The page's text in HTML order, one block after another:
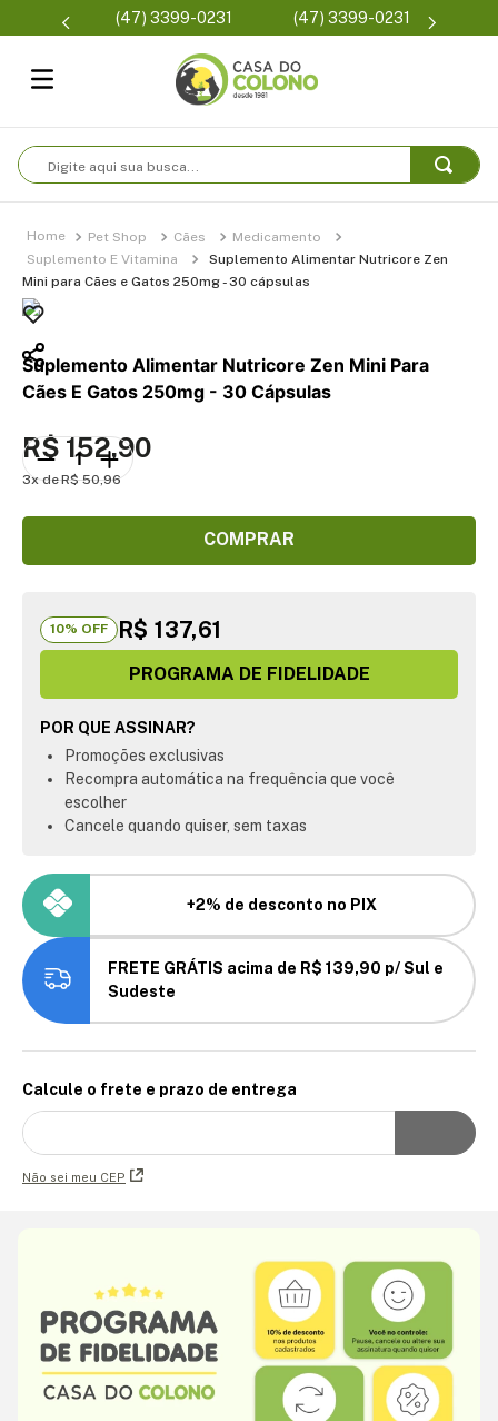
0231 (47) 3399-0231
Parcelamento em até 6x
sem juros
Digite aqui sua busca...
Pet Shop Cães
Medicamento
Suplemento E Vitamina
Suplemento Alimentar Nutricore Zen
Mini para Cães e Gatos 250mg - 30 cápsulas
Suplemento Alimentar Nutricore Zen Mini Para
Cães E Gatos 250mg - 30 Cápsulas
R$152,90
3 R$ 50,96
COMPRAR
10% OFF R$ 137,61
PROGRAMA DE FIDELIDADE
POR QUE ASSINAR?
Promoções exclusivas
Recompra automática na frequência que você
escolher
Cancele quando quiser, sem taxas
+2% de desconto no PIX
FRETE GRÁTIS acima de R$ 139,90 p/ Sul e
Sudeste
Calcule o frete e prazo de entrega
Não sei meu CEP